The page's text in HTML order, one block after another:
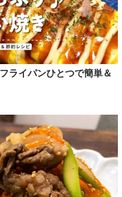
ライパンひとつで簡単＆